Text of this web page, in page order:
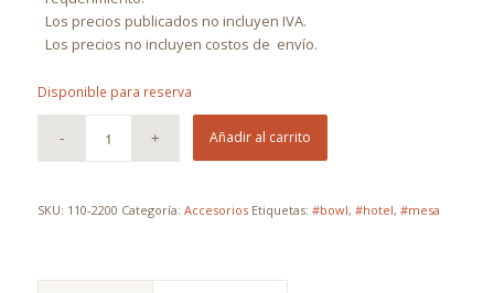
Los precios publicados no incluyen IVA.
Los precios no incluyen costos de envío.
Disponible para reserva
Añadir al carrito
SKU: 110-2200 Categoría: Accesorios Etiquetas: #bowl, #hotel, #mesa